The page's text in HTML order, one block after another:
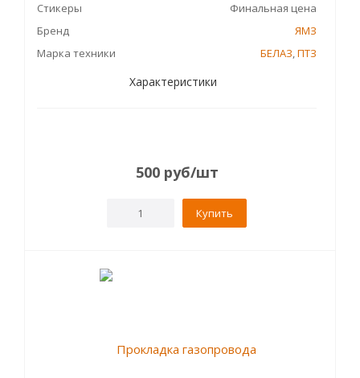
Стикеры
Финальная цена
Бренд
ЯМЗ
Марка техники
БЕЛАЗ,ПТЗ
Характеристики
500 руб/шт
Купить